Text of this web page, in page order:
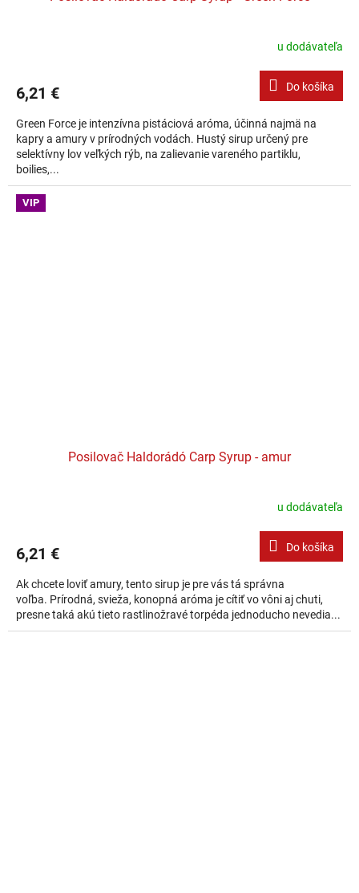
u dodávateľa
6,21 € Do košíka
Green Force je intenzívna pistáciová aróma, účinná najmä na
kapry a amury v prírodných vodách. Hustý sirup určený pre
selektívny lov veľkých rýb, na zalievanie vareného partiklu,
boilies,...
VIP
Posilovač Haldorádó Carp Syrup - amur
u dodávateľa
6,21 € Do košíka
Ak chcete loviť amury, tento sirup je pre vás tá správna
voľba. Prírodná, svieža, konopná aróma je cítiť vo vôni aj chuti,
presne taká akú tieto rastlinožravé torpéda jednoducho nevedia...